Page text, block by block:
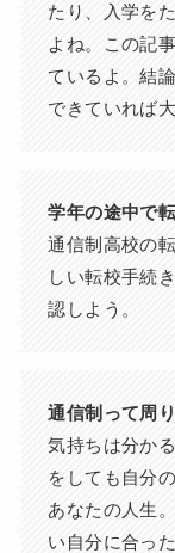
たり、入学を
よね。この記
ているよ。結
できていれば
学年の途中で
通信制高校の
しい転校手続
認しよう。
通信制って周
気持ちは分か
をしても自分
あなたの人生
い自分に合っ